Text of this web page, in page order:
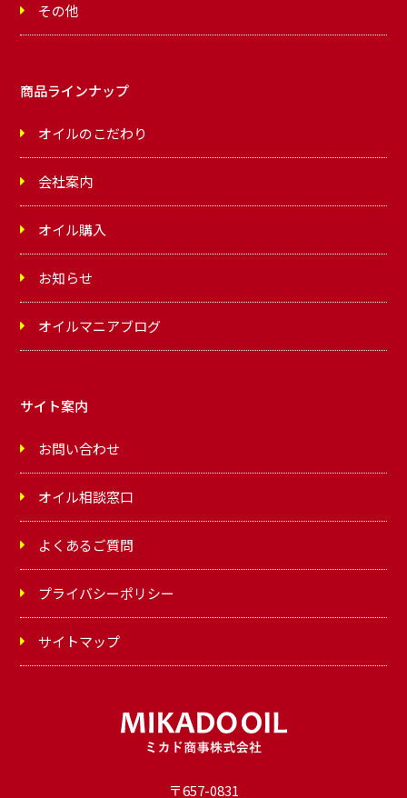
〒657-0831
その他
商品ラインナップ
オイルのこだわり
会社案内
オイル購入
お知らせ
オイルマニアブログ
サイト案内
お問い合わせ
オイル相談窓口
よくあるご質問
プライバシーポリシー
サイトマップ